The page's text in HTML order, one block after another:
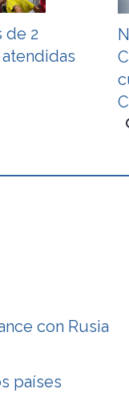
de 2
con Rusia
países